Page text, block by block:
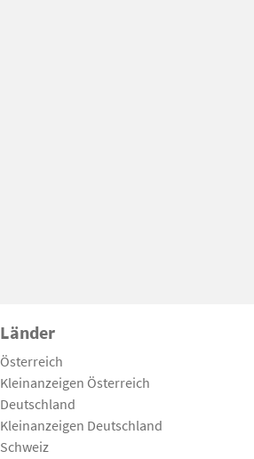
Länder
Österreich
Kleinanzeigen Österreich
Deutschland
Kleinanzeigen Deutschland
Schweiz